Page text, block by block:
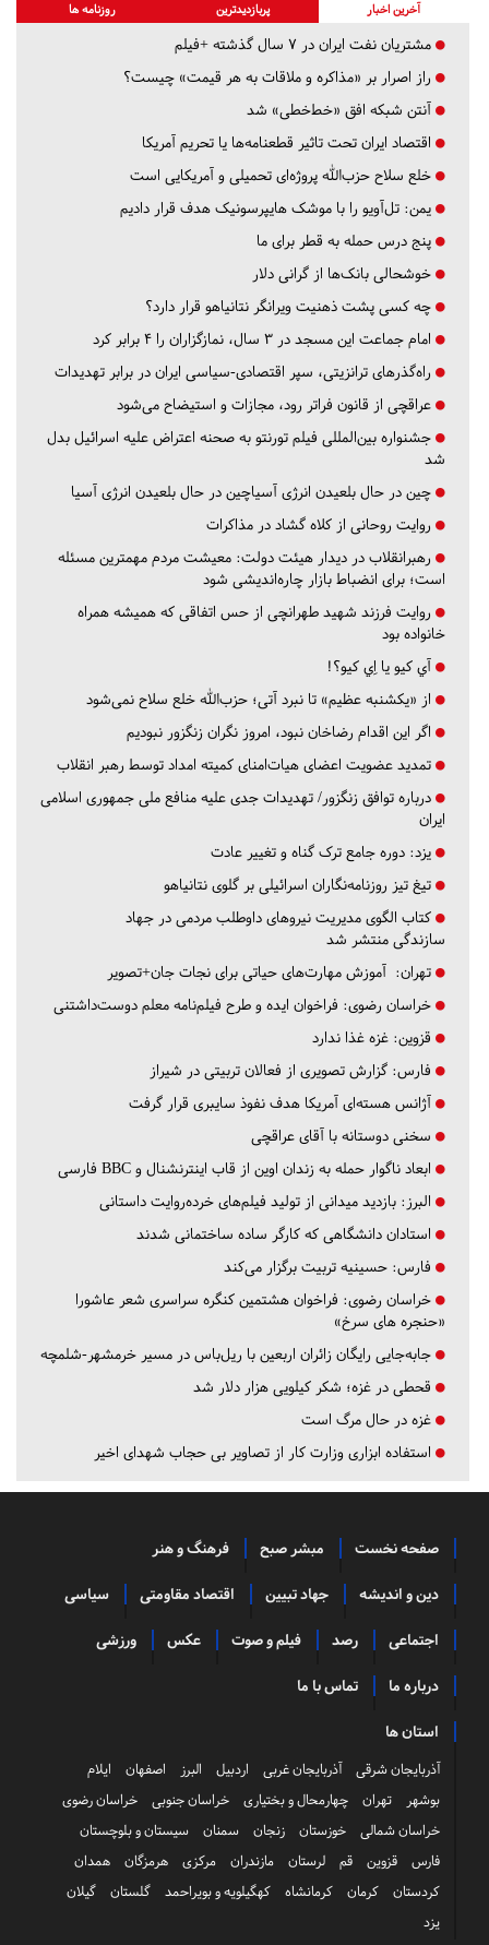
آخرین اخبار پربازدیدترین روزنامه ها
مشتریان نفت ایران در ۷ سال گذشته +فیلم
راز اصرار بر «مذاکره و ملاقات به هر قیمت» چیست؟
آنتن شبکه افق «خط‌خطی» شد
اقتصاد ایران تحت تاثیر قطعنامه‌ها یا تحریم‌ آمریکا
خلع سلاح حزب‌الله پروژه‌ای تحمیلی و آمریکایی است
یمن: تل‌آویو را با موشک هایپرسونیک هدف قرار دادیم
پنج درس‌ حمله به قطر برای ما
خوشحالی بانک‌ها از گرانی دلار
چه کسی پشت ذهنیت ویرانگر نتانیاهو قرار دارد؟
امام جماعت این مسجد در ۳ سال، نمازگزاران را ۴ برابر کرد
راه‌گذرهای ترانزیتی، سپر اقتصادی-سیاسی ایران در برابر تهدیدات
عراقچی از قانون فراتر رود، مجازات و استیضاح می‌شود
جشنواره بین‌المللی فیلم تورنتو به صحنه اعتراض علیه اسرائیل بدل
شد
چین در حال بلعیدن انرژی آسیاچین در حال بلعیدن انرژی آسیا
روایت روحانی از کلاه گشاد در مذاکرات
رهبرانقلاب در دیدار هیئت دولت: معیشت مردم مهمترین مسئله
است؛ برای انضباط بازار چاره‌اندیشی شود
روایت فرزند شهید طهرانچی از حس اتفاقی که همیشه همراه
خانواده بود
آي كيو يا اِي كيو؟!
از «یکشنبه عظیم» تا نبرد آتی؛ حزب‌الله خلع سلاح نمی‌شود
اگر این اقدام رضاخان نبود، امروز نگران زنگزور نبودیم
تمدید عضویت اعضای هیات‌امنای کمیته امداد توسط رهبر انقلاب
درباره توافق زنگزور/ تهدیدات جدی علیه منافع ملی جمهوری اسلامی
ایران
یزد: دوره جامع ترک گناه و تغییر عادت
تیغ تیز روزنامه‌نگاران اسرائیلی بر گلوی نتانیاهو
کتاب الگوی مدیریت نیروهای داوطلب مردمی در جهاد
سازندگی منتشر شد
تهران: آموزش مهارت‌های حیاتی برای نجات جان+تصویر
خراسان رضوی: فراخوان ایده و طرح فیلم‌نامه معلم دوست‌داشتنی
قزوین: غزه غذا ندارد
فارس: گزارش تصویری از فعالان تربیتی در شیراز
آژانس هسته‌ای آمریکا هدف نفوذ سایبری قرار گرفت
سخنی دوستانه با آقای عراقچی
ابعاد ناگوار حمله به زندان اوین از قاب اینترنشنال و BBC فارسی
البرز: بازدید میدانی از تولید فیلم‌های خرده‌روایت داستانی
استادان دانشگاهی که کارگر ساده ساختمانی شدند
فارس: حسینیه تربیت برگزار می‌کند
خراسان رضوی: فراخوان هشتمین کنگره سراسری شعر عاشورا
«حنجره های سرخ»
جابه‌جایی رایگان زائران اربعین با ریل‌باس در مسیر خرمشهر-شلمچه
قحطی در غزه؛ شکر کیلویی هزار دلار شد
غزه در حال مرگ است
استفاده ابزاری وزارت کار از تصاویر بی حجاب شهدای اخیر
صفحه نخست مبشر صبح فرهنگ و هنر
دین و اندیشه جهاد تبیین اقتصاد مقاومتی سیاسی
اجتماعی رصد فیلم و صوت عکس ورزشی
درباره ما تماس با ما
استان ها
آذربایجان شرقی آذربایجان غربی اردبیل البرز اصفهان
ایلام
بوشهر
تهران چهارمحال و بختیاری خراسان جنوبی
خراسان رضوی
خراسان شمالی
خوزستان زنجان سمنان
سیستان و بلوچستان
فارس
قزوین قم لرستان مازندران مرکزی هرمزگان
همدان
کردستان
کرمان کرمانشاه کهگیلویه و بویراحمد گلستان
گیلان
یزد